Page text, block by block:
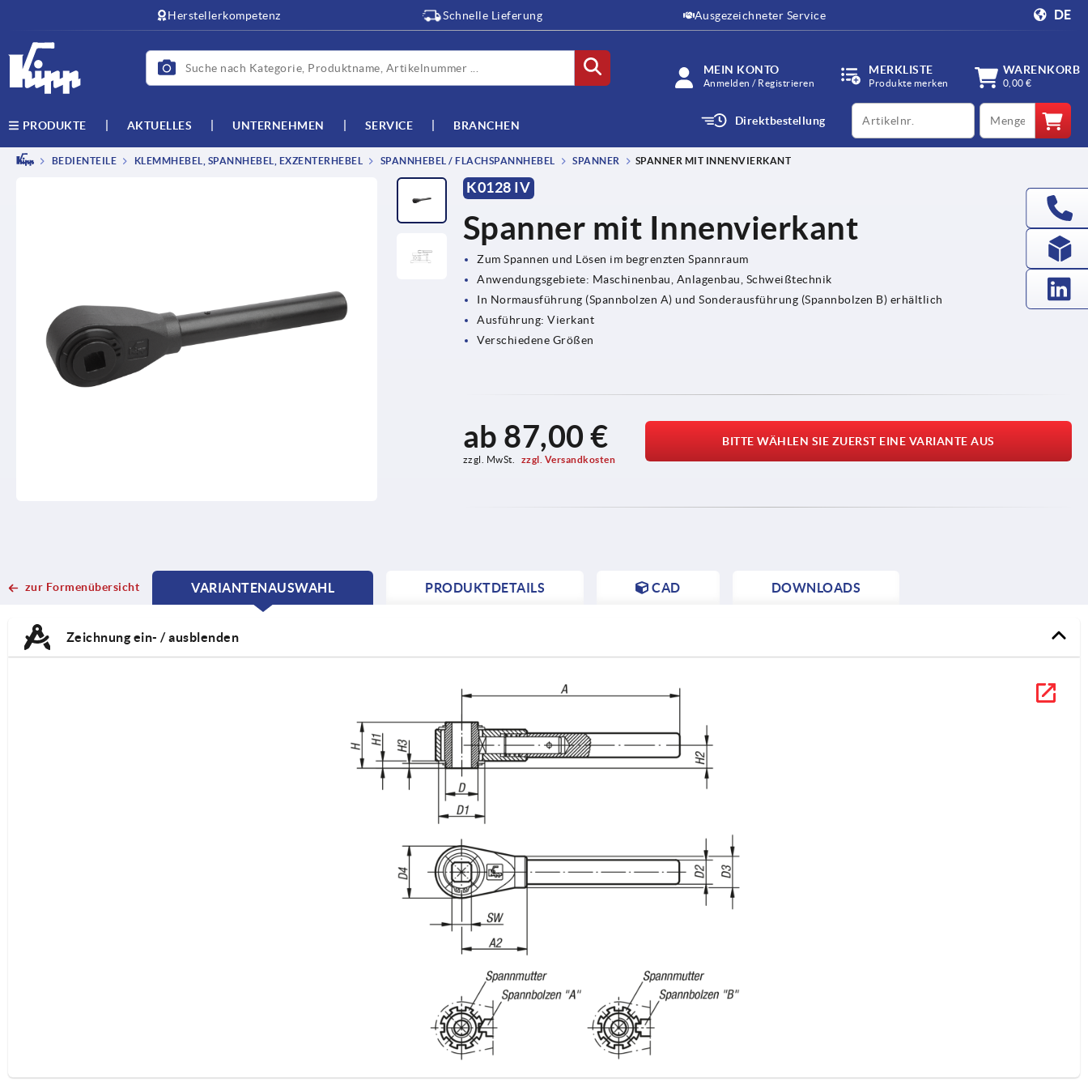
Herstellerkompetenz Schnelle Lieferung Ausgezeichneter Service DE
MEIN KONTO
Anmelden / Registrieren
MERKLISTE
Produkte merken
WARENKORB
0,00 €
PRODUKTE AKTUELLES UNTERNEHMEN SERVICE BRANCHEN Direktbestellung
productCode qty
BEDIENTEILE KLEMMHEBEL, SPANNHEBEL, EXZENTERHEBEL SPANNHEBEL / FLACHSPANNHEBEL SPANNER SPANNER MIT INNENVIERKANT
K0128 IV
Spanner mit Innenvierkant
Zum Spannen und Lösen im begrenzten Spannraum
Anwendungsgebiete: Maschinenbau, Anlagenbau, Schweißtechnik
In Normausführung (Spannbolzen A) und Sonderausführung (Spannbolzen B) erhältlich
Ausführung: Vierkant
Verschiedene Größen
ab 87,00 €
zzgl. MwSt. zzgl. Versandkosten
BITTE WÄHLEN SIE ZUERST EINE VARIANTE AUS
zur Formenübersicht
VARIANTENAUSWAHL
CURRENT
CURRENT
PRODUKTDETAILS CAD DOWNLOADS
Zeichnung ein- / ausblenden